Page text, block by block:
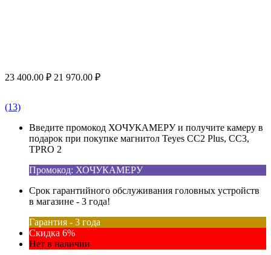
23 400.00 ₽ 21 970.00 ₽
(13)
Введите промокод ХОЧУКАМЕРУ и получите камеру в
подарок при покупке магнитол Teyes CC2 Plus, CC3,
TPRO 2
Промокод: ХОЧУКАМЕРУ
Срок гарантийного обслуживания головных устройств
в магазине - 3 года!
Гарантия - 3 года
Скидка 6%
Нет в наличии